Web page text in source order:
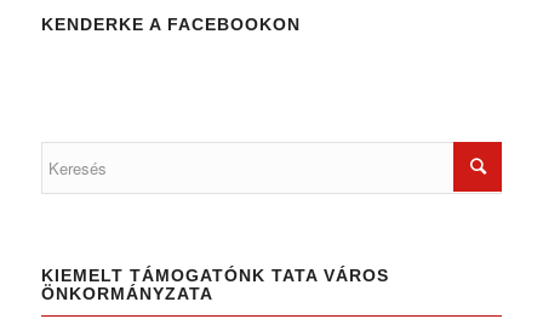
KENDERKE A FACEBOOKON
KIEMELT TÁMOGATÓNK TATA VÁROS
ÖNKORMÁNYZATA